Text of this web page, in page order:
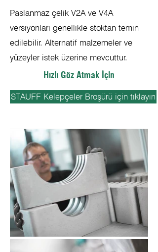
Paslanmaz çelik V2A ve V4A
versiyonları genellikle stoktan temin
edilebilir. Alternatif malzemeler ve
yüzeyler istek üzerine mevcuttur.
Hızlı Göz Atmak İçin
STAUFF Kelepçeler Broşürü için tıklayın